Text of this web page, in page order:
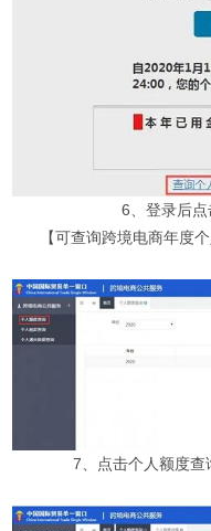
6、登录后
【可查询跨境电商年度
7、点击个人额度